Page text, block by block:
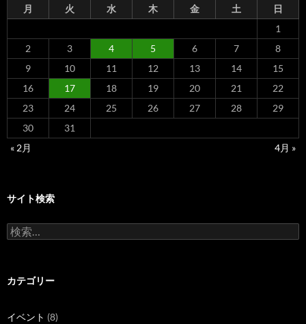
月 火 水 木 金 土
日
1
2
3 4 5 6 7
8
9
10 11 12 13 14
15
16
17 18 19 20 21
22
23
24 25 26 27 28
29
30
31
« 2月
4月 »
サイト検索
検
索:
カテゴリー
イベント (8)